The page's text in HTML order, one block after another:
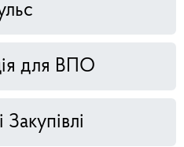
для ВПО
Закупівлі